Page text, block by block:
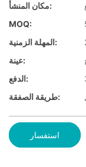
مكان المنشأ:
MOQ:
المهلة الزمنية:
عينة:
الدفع:
طريقة الصفقة:
استفسار